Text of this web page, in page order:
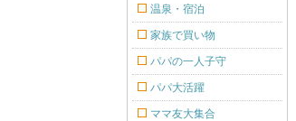
温泉・宿泊
家族で買い物
パパの一人子守
パパ大活躍
ママ友大集合